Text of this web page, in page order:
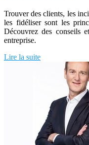
Trouver des clients, les
les fidéliser sont les
Découvrez des conseils
entreprise.
Lire la suite